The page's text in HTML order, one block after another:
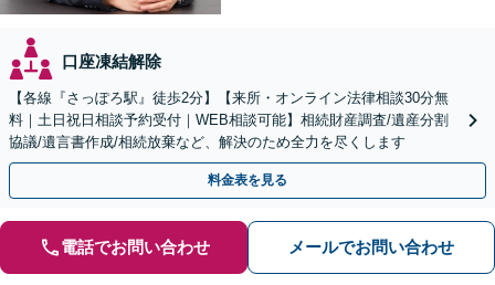
口座凍結解除
【各線『さっぽろ駅』徒歩2分】【来所・オンライン法律相談30分無
料｜土日祝日相談予約受付｜WEB相談可能】相続財産調査/遺産分割
協議/遺言書作成/相続放棄など、解決のため全力を尽くします
料金表を見る
電話でお問い合わせ メールでお問い合わせ